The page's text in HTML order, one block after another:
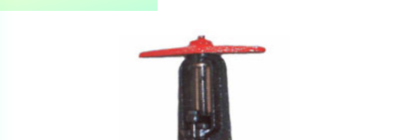
Ваш запрос
Перечислите товары, которые вас интересуют
и укажите какую информацию вы хотите по ним
получить. Мы свяжемся с вами в ближайшее время.